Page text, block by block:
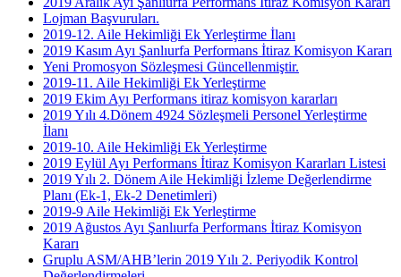
Lojman Başvuruları.
2019-12. Aile Hekimliği Ek Yerleştirme İlanı
2019 Kasım Ayı Şanlıurfa Performans İtiraz Komisyon Kararı
Yeni Promosyon Sözleşmesi Güncellenmiştir.
2019-11. Aile Hekimliği Ek Yerleştirme
2019 Ekim Ayı Performans itiraz komisyon kararları
2019 Yılı 4.Dönem 4924 Sözleşmeli Personel Yerleştirme
İlanı
2019-10. Aile Hekimliği Ek Yerleştirme
2019 Eylül Ayı Performans İtiraz Komisyon Kararları Listesi
2019 Yılı 2. Dönem Aile Hekimliği İzleme Değerlendirme
Planı (Ek-1, Ek-2 Denetimleri)
2019-9 Aile Hekimliği Ek Yerleştirme
2019 Ağustos Ayı Şanlıurfa Performans İtiraz Komisyon
Kararı
Gruplu ASM/AHB’lerin 2019 Yılı 2. Periyodik Kontrol